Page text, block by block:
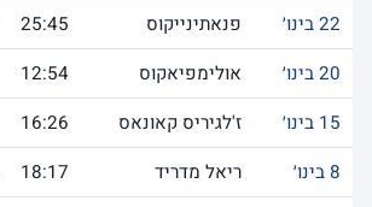
22 בינו׳
פנאתינייקוס 25:45
20 בינו׳
אולימפיאקוס 12:54
15 בינו׳
ז'לגיריס קאונאס 16:26
8 בינו׳
ריאל מדריד 18:17